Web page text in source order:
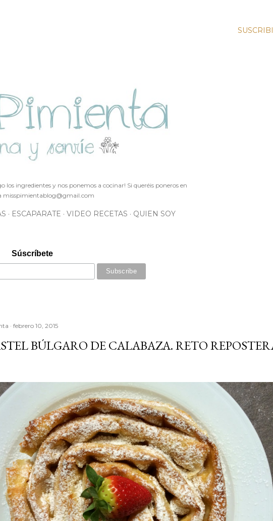
los ingredientes y nos ponemos a cocinar! Si queréis poneros en
misspimientablog@gmail.com
ESCAPARATE VIDEO RECETAS QUIEN SOY
Súscríbete
febrero 10, 2015
BÚLGARO DE CALABAZA. RETO